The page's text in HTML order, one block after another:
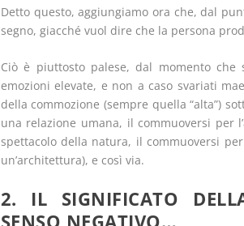
Detto questo, aggiungiamo ora che, dal
segno, giacché vuol dire che la persona
Ciò è piuttosto palese, dal momento
emozioni elevate, e non a caso svariati
della commozione (sempre quella “alta”)
una relazione umana, il commuoversi per
spettacolo della natura, il commuoversi
un’architettura), e così via.
2. IL SIGNIFICATO